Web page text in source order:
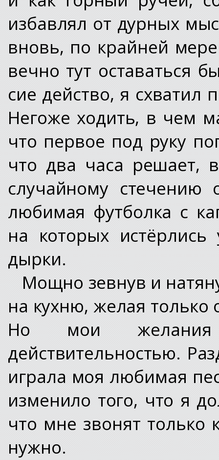
избавлял от дурных
вновь, по крайней
вечно тут оставаться
сие действо, я
Негоже ходить, в чем
что первое под руку
что два часа решает,
случайному стечению
любимая футболка с
на которых
дырки.
Мощно зевнув и
на кухню, желая
Но мои
действительностью.
играла моя любимая
изменило того, что я
что мне звонят только
нужно.